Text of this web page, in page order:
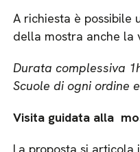
A richiesta è possibile
della mostra anche la
Durata complessiva
Scuole di ogni ordine
Visita guidata alla